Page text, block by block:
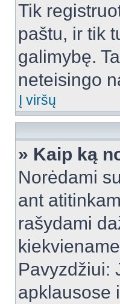
Tik
paštu, ir tik
galimybę.
neteisingo
Į viršų
» Kaip ką
Norėdami
ant
rašydami
Pavyzdžiui:
apklausose